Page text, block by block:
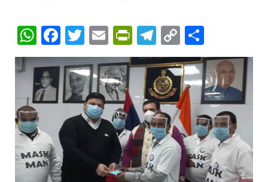
W
h
at
s
A
p
p
F
ac
e
b
o
o
k
T
w
itt
er
E
m
ail
P
ri
nt
Fr
ie
n
dl
y
T
el
e
gr
a
m
C
o
p
y
Li
n
k
h
ar
e